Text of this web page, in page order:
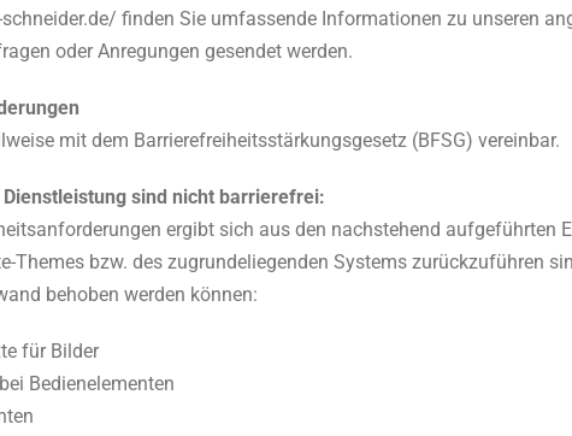
finden Sie umfassende Informationen zu unseren
oder Anregungen gesendet werden.
mit dem Barrierefreiheitsstärkungsgesetz (BFSG) vereinbar.
sind nicht barrierefrei:
ergibt sich aus den nachstehend aufgeführten
Themes bzw. des zugrundeliegenden Systems zurückzuführen
behoben werden können:
für Bilder
Bedienelementen